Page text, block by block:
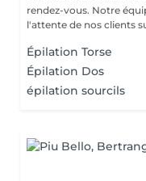
rendez-vous. Notre
l'attente de nos clients
Épilation Torse
Épilation Dos
épilation sourcils